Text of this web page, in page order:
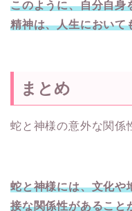
このように、自分自身
精神は、人生において
まとめ
蛇と神様の意外な関係
蛇と神様には、文化や
接な関係性があること